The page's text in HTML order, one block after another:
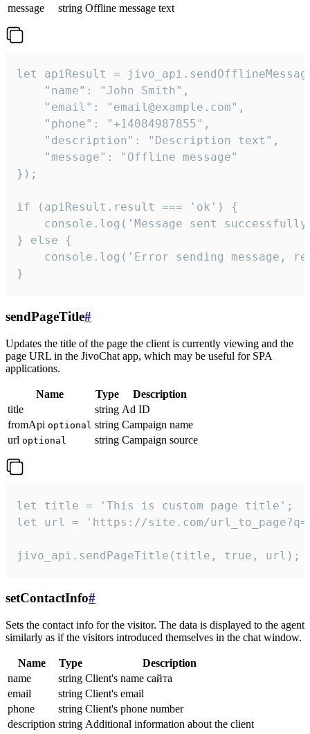
message
string Offline message text
let apiResult =
    "name": "John Smith",
    "email": "email@example.com",
    "phone": "+14084987855",
    "description": "Description text",
    "message": "Offline message"
});
if (apiResult.result === 'ok') {
console.log('Message sent
} else {
console.log('Error sending message,
}
sendPageTitle#
Updates the title of the page the client is currently viewing and the
page URL in the JivoChat app, which may be useful for SPA
applications.
Name Type
Description
title
string Ad ID
fromApi optional string Campaign name
url optional string Campaign source
let title = 'This is custom page title';
let url = 'https://site.com/
jivo_api.sendPageTitle(title, true, url);
setContactInfo#
Sets the contact info for the visitor. The data is displayed to the agent
similarly as if the visitors introduced themselves in the chat window.
Name Type
Description
name
string Client's name сайта
email
string Client's email
phone
string Client's phone number
description string Additional information about the client